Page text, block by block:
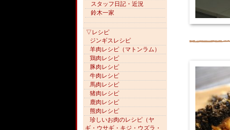
スタッフ日記・近況
鈴木一家
▽レシピ
ジンギスレシピ
羊肉レシピ（マトンラム）
鶏肉レシピ
豚肉レシピ
牛肉レシピ
馬肉レシピ
猪肉レシピ
鹿肉レシピ
熊肉レシピ
珍しいお肉のレシピ（ヤ
ギ・ウサギ・キジ・ウズラ・